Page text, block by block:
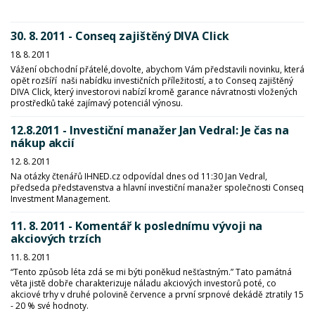
30. 8. 2011 - Conseq zajištěný DIVA Click
18. 8. 2011
Vážení obchodní přátelé,dovolte, abychom Vám představili novinku, která
opět rozšíří naši nabídku investičních příležitostí, a to Conseq zajištěný
DIVA Click, který investorovi nabízí kromě garance návratnosti vložených
prostředků také zajímavý potenciál výnosu.
12.8.2011 - Investiční manažer Jan Vedral: Je čas na
nákup akcií
12. 8. 2011
Na otázky čtenářů IHNED.cz odpovídal dnes od 11:30 Jan Vedral,
předseda představenstva a hlavní investiční manažer společnosti Conseq
Investment Management.
11. 8. 2011 - Komentář k poslednímu vývoji na
akciových trzích
11. 8. 2011
“Tento způsob léta zdá se mi býti poněkud nešťastným.” Tato památná
věta jistě dobře charakterizuje náladu akciových investorů poté, co
akciové trhy v druhé polovině července a první srpnové dekádě ztratily 15
- 20 % své hodnoty.